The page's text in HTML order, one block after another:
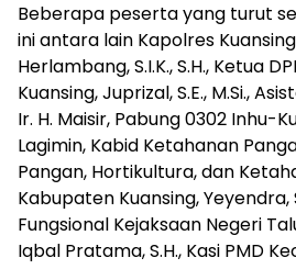
Beberapa peserta yang turut
ini antara lain Kapolres
Herlambang, S.I.K., S.H., Ketua
Kuansing, Juprizal, S.E., M.Si.,
Ir. H. Maisir, Pabung 0302 Inhu-
Lagimin, Kabid Ketahanan
Pangan, Hortikultura, dan
Kabupaten Kuansing, Yeyendra,
Fungsional Kejaksaan Negeri
Iqbal Pratama, S.H., Kasi PMD